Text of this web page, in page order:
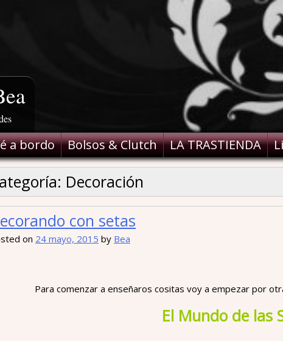
a bordo Bolsos & Clutch LA TRASTIENDA
Decoración
con setas
on 24 mayo, 2015 by Bea
Para comenzar a enseñaros cositas voy a empezar por
El Mundo de las